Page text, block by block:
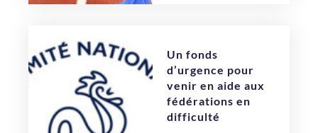
Un fonds
d’urgence pour
venir en aide aux
fédérations en
difficulté